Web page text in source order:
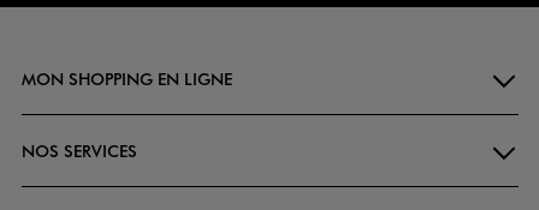
MON SHOPPING EN LIGNE
NOS SERVICES